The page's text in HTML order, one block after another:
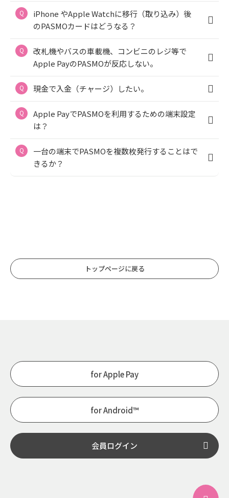
iPhone やApple Watchに移行（取り込み）後
のPASMOカードはどうなる？
改札機やバスの車載機、コンビニのレジ等で
Apple PayのPASMOが反応しない。
現金で入金（チャージ）したい。
Apple PayでPASMOを利用するための端末設定
は？
一台の端末でPASMOを複数枚発行することはで
きるか？
トップページに戻る
for Apple Pay
for Android™
会員ログイン